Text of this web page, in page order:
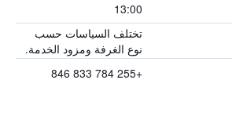
13:00
تختلف السياسات حسب
نوع الغرفة ومزود الخدمة.
+255 784 833 846